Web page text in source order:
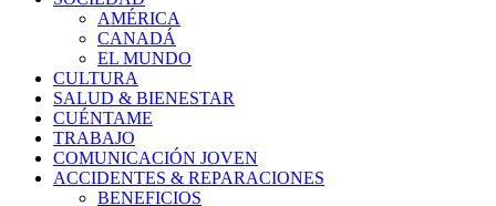
AMÉRICA
CANADÁ
EL MUNDO
CULTURA
SALUD & BIENESTAR
CUÉNTAME
TRABAJO
COMUNICACIÓN JOVEN
ACCIDENTES & REPARACIONES
BENEFICIOS